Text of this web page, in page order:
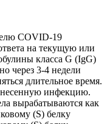
COVID-19
на текущую или
класса G (IgG)
через 3-4 недели
длительное время.
инфекцию.
вырабатываются как
(S) белку